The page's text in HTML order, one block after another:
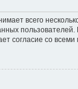
всего
согласие со всеми